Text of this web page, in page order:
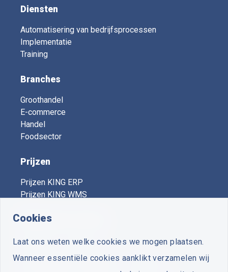
Diensten
Automatisering van bedrijfsprocessen
Implementatie
Training
Branches
Groothandel
E-commerce
Handel
Foodsector
Prijzen
Prijzen KING ERP
Prijzen KING WMS
KING Expert Centers
Vooruit - Voorthuizen
Plus Business Software- Zuidwolde
Cookies
Laat ons weten welke cookies we mogen plaatsen.
Wanneer essentiële cookies aanklikt verzamelen wij